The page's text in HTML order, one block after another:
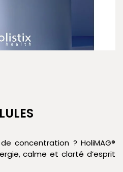
concentration ? HoliMAG®
calme et clarté d’esprit